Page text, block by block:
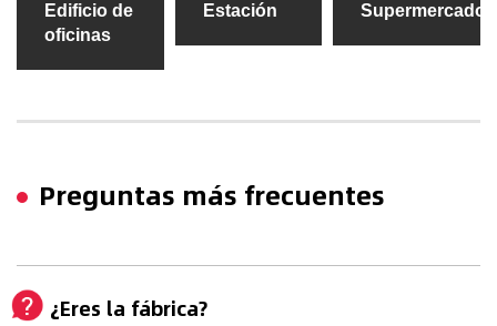
Edificio de
oficinas
Estación Supermercado
Preguntas más frecuentes
¿Eres la fábrica?